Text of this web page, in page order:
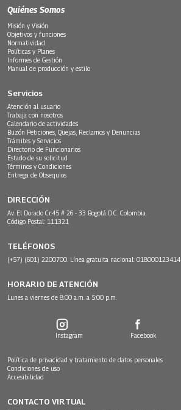
Quiénes Somos
Misión y Visión
Objetivos y funciones
Normatividad
Políticas y Planes
Informes de Gestión
Manual de producción y estilo
Servicios
Atención al usuario
Trabaja con nosotros
Calendario de actividades
Buzón Peticiones, Quejas, Reclamos y Denuncias
Trámites y Servicios
Directorio de Funcionarios
Estado de su solicitud
Términos y Condiciones
Entrega de Obsequios
DIRECCIÓN
Av. El Dorado Cr.45 # 26 - 33 Bogotá D.C. Colombia.
Código Postal: 111321
TELÉFONOS
(+57) (601) 2200700. Línea gratuita nacional: 018000123414
HORARIO DE ATENCIÓN
Lunes a viernes de 8:00 a.m. a 5:00 p.m.
Instagram Facebook
Política de privacidad y tratamiento de datos personales
Condiciones de uso
Accesibilidad
CONTACTO VIRTUAL